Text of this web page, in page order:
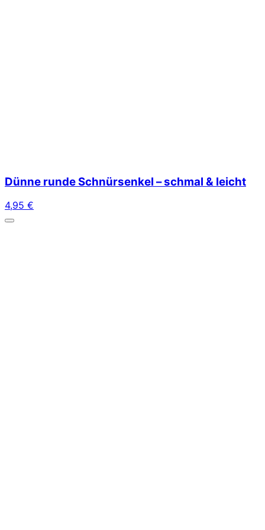
Dünne runde Schnürsenkel – schmal & leicht
4,95 €